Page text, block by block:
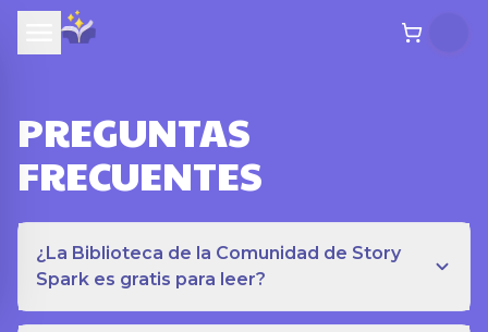
PREGUNTAS
FRECUENTES
¿La Biblioteca de la Comunidad de Story
Spark es gratis para leer?